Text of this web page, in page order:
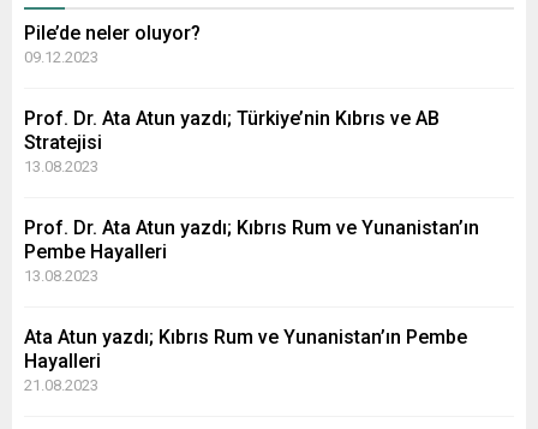
Pile’de neler oluyor?
09.12.2023
Prof. Dr. Ata Atun yazdı; Türkiye’nin Kıbrıs ve AB
Stratejisi
13.08.2023
Prof. Dr. Ata Atun yazdı; Kıbrıs Rum ve Yunanistan’ın
Pembe Hayalleri
13.08.2023
Ata Atun yazdı; Kıbrıs Rum ve Yunanistan’ın Pembe
Hayalleri
21.08.2023